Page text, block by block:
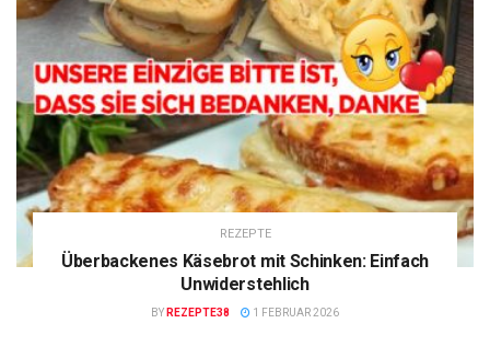
REZEPTE
Überbackenes Käsebrot mit Schinken: Einfach
Unwiderstehlich
BY REZEPTE38 1 FEBRUAR 2026